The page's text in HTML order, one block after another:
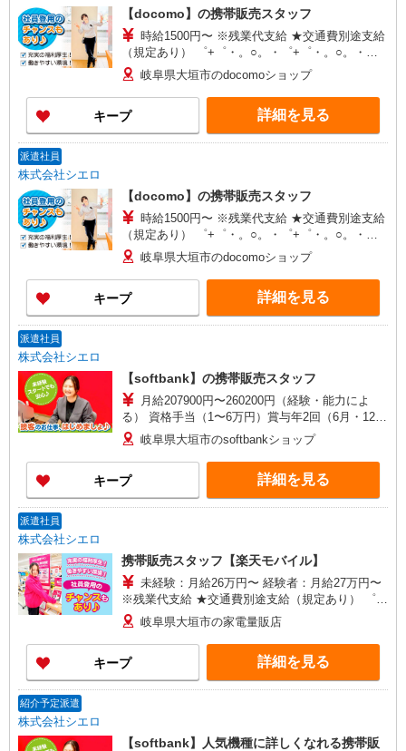
【docomo】の携帯販売スタッフ
時給1500円〜 ※残業代支給 ★交通費別途支給
（規定あり） ゜+゜・。○。・゜+゜・。○。・゜
+゜ 入社祝い金10万円支給(規定有) お友達を紹介
頂くと, インセンティブ支給(規定有) ★月2回払
い・週払い可能（規程有）★ ゜・。○。・゜
+゜・。○。・゜+゜
岐阜県大垣市のdocomoショップ
キープ 詳細を見る
派遣社員
株式会社シエロ
【docomo】の携帯販売スタッフ
時給1500円〜 ※残業代支給 ★交通費別途支給
（規定あり） ゜+゜・。○。・゜+゜・。○。・゜
+゜ 入社祝い金10万円支給(規定有) お友達を紹介
頂くと, インセンティブ支給(規定有) ★月2回払
い・週払い可能（規程有）★ ゜・。○。・゜
+゜・。○。・゜+゜
岐阜県大垣市のdocomoショップ
キープ 詳細を見る
派遣社員
株式会社シエロ
【softbank】の携帯販売スタッフ
月給207900円〜260200円（経験・能力によ
る） 資格手当（1〜6万円）賞与年2回（6月・12
月・実績最高5.4カ月分） 未経験から入社半年で
年収400万円以上への昇給実績あり ※残業代支給
★交通費別途支給（規定あり） ゜+゜・。○。・゜
+゜・。○。・゜+゜ 入社祝い金10万円支給(規定
有) お友達を紹介頂くと, インセンティブ支給(規定
岐阜県大垣市のsoftbankショップ
キープ 詳細を見る
派遣社員
株式会社シエロ
携帯販売スタッフ【楽天モバイル】
未経験：月給26万円〜 経験者：月給27万円〜
※残業代支給 ★交通費別途支給（規定あり） ゜
+゜・。○。・゜+゜・。○。・゜+゜ 入社祝い金10
万円支給(規定有) お友達を紹介頂くと, インセンテ
ィブ支給(規定有) ゜・。○。・゜+゜・。○。・゜
+゜
岐阜県大垣市の家電量販店
キープ 詳細を見る
紹介予定派遣
株式会社シエロ
【softbank】人気機種に詳しくなれる携帯販